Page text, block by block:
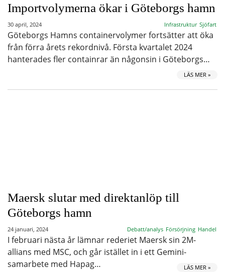
Importvolymerna ökar i Göteborgs hamn
30 april, 2024 Infrastruktur Sjöfart
Göteborgs Hamns containervolymer fortsätter att öka
från förra årets rekordnivå. Första kvartalet 2024
hanterades fler containrar än någonsin i Göteborgs…
LÄS MER »
Maersk slutar med direktanlöp till
Göteborgs hamn
24 januari, 2024 Debatt/analys Försörjning Handel
I februari nästa år lämnar rederiet Maersk sin 2M-
allians med MSC, och går istället in i ett Gemini-
samarbete med Hapag…
LÄS MER »